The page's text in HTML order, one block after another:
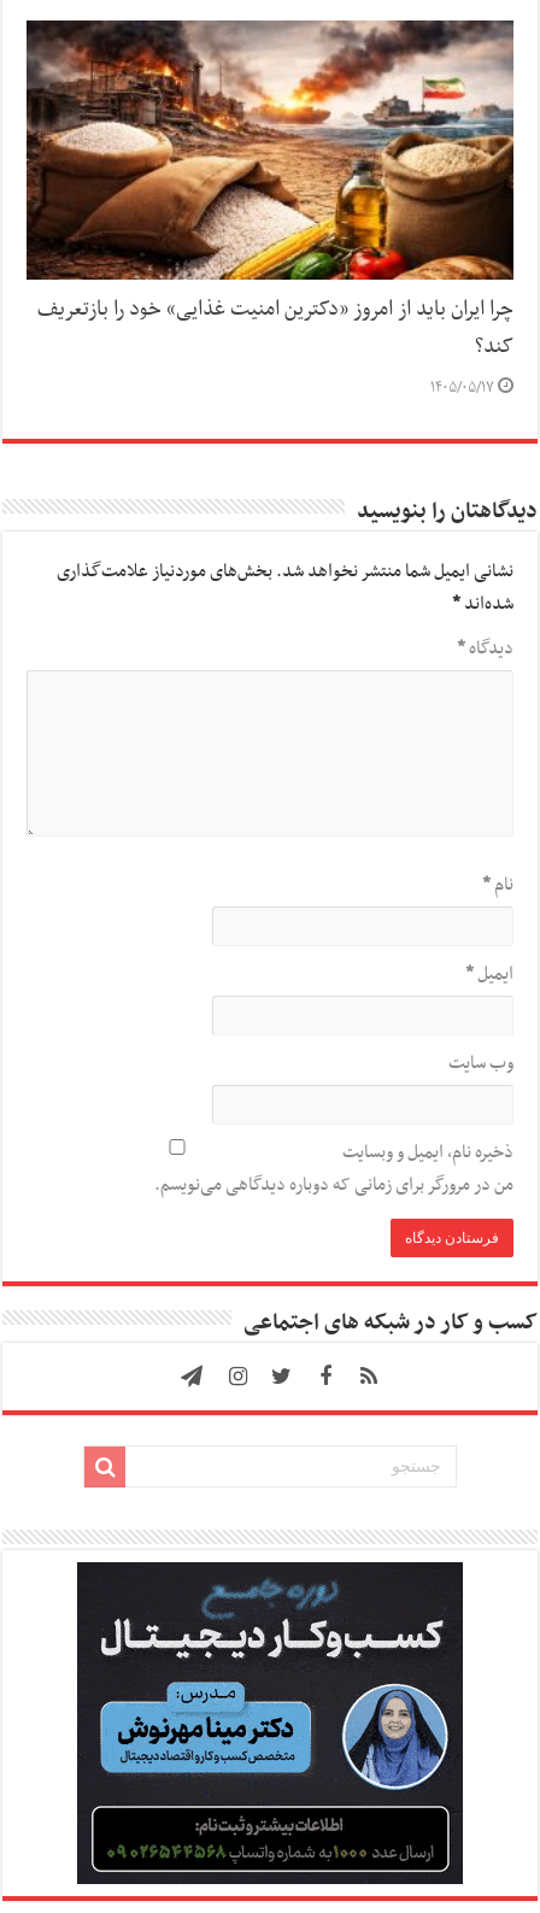
چرا ایران باید از امروز «دکترین امنیت غذایی» خود را بازتعریف
کند؟
۱۴۰۵/۰۵/۱۷
دیدگاهتان را بنویسید
نشانی ایمیل شما منتشر نخواهد شد.بخش‌های موردنیاز علامت‌گذاری
شده‌اند*
دیدگاه*
نام*
ایمیل*
وب‌ سایت
ذخیره نام، ایمیل و وبسایت
من در مرورگر برای زمانی که دوباره دیدگاهی می‌نویسم.
کسب و کار در شبکه های اجتماعی